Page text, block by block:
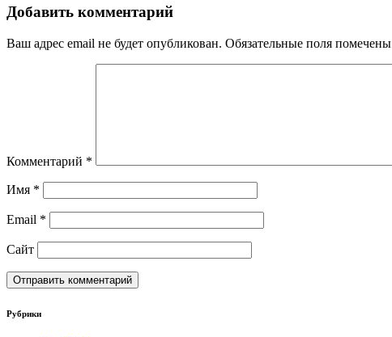
Добавить комментарий
Ваш адрес email не будет опубликован. Обязательные поля помечены
Комментарий *
Имя *
Email *
Сайт
Рубрики